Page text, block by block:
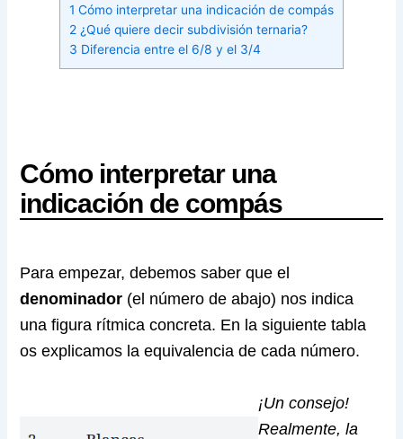
1 Cómo interpretar una indicación de compás
2 ¿Qué quiere decir subdivisión ternaria?
3 Diferencia entre el 6/8 y el 3/4
Cómo interpretar una
indicación de compás
Para empezar, debemos saber que el
denominador (el número de abajo) nos indica
una figura rítmica concreta. En la siguiente tabla
os explicamos la equivalencia de cada número.
¡Un consejo!
Realmente, la